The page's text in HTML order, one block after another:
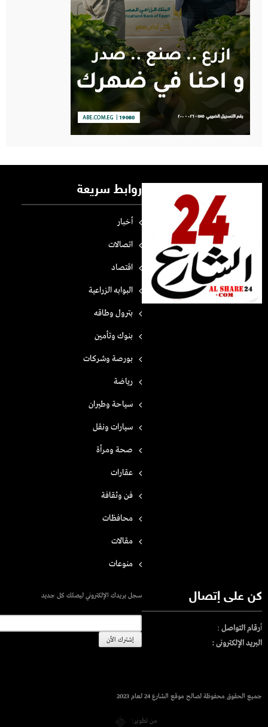
روابط سريعة
أخبار
اتصالات
اقتصاد
البوابه الزراعية
بترول وطاقه
بنوك وتأمين
بورصة وشركات
رياضة
سياحة وطيران
سيارات ونقل
صحة ومرأة
عقارات
فن وثقافة
محافظات
مقالات
منوعات
كن على إتصال
أرقام التواصل :
البريد الإلكترونى :
سجل بريدك الإلكتروني ليصلك كل جديد
جميع الحقوق محفوظة لصالح موقع الشارع 24 لعام 2023
من تطوير: